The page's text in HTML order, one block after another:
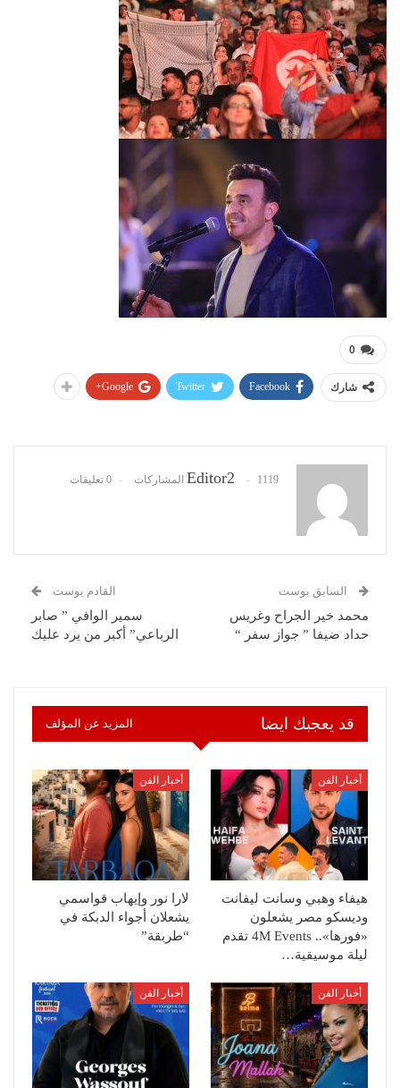
0
شارك Facebook
Twitter
Google+
Editor2 1119 المشاركات 0 تعليقات
السابق بوست
محمد خير الجراح وغريس
حداد ضيفا ” جواز سفر “
القادم بوست
سمير الوافي ” صابر
الرباعي” أكبر من يرد عليك
قد يعجبك ايضا المزيد عن المؤلف
أخبار الفن
هيفاء وهبي وسانت ليفانت
وديسكو مصر يشعلون
«فورها».. 4M Events تقدم
ليلة موسيقية…
أخبار الفن
لارا نور وإيهاب قواسمي
يشعلان أجواء الدبكة في
“طربقة”
أخبار الفن أخبار الفن